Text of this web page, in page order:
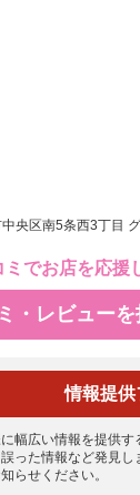
央区南5条西3丁目
ミでお店を応援
・レビューを
幅広い情報を提供
った情報など発見
らせください。
情報提供